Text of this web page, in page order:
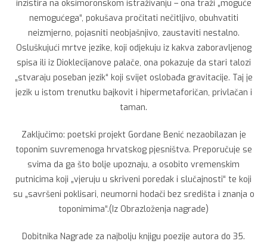
inzistira na oksimoronskom istraživanju – ona traži „moguće
nemogućega“, pokušava pročitati nečitljivo, obuhvatiti
neizmjerno, pojasniti neobjašnjivo, zaustaviti nestalno.
Osluškujući mrtve jezike, koji odjekuju iz kakva zaboravljenog
spisa ili iz Dioklecijanove palače, ona pokazuje da stari talozi
„stvaraju poseban jezik“ koji svijet oslobađa gravitacije. Taj je
jezik u istom trenutku bajkovit i hipermetaforičan, privlačan i
taman.
Zaključimo: poetski projekt Gordane Benić nezaobilazan je
toponim suvremenoga hrvatskog pjesništva. Preporučuje se
svima da ga što bolje upoznaju, a osobito vremenskim
putnicima koji „vjeruju u skriveni poredak i slučajnosti“ te koji
su „savršeni poklisari, neumorni hodači bez središta i znanja o
toponimima“.(Iz Obrazloženja nagrade)
Dobitnika Nagrade za najbolju knjigu poezije autora do 35.